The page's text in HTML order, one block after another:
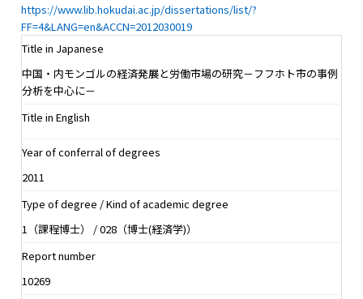
https://www.lib.hokudai.ac.jp/dissertations/list/?
FF=4&LANG=en&ACCN=2012030019
Title in Japanese
中国・内モンゴルの経済発展と労働市場の研究－フフホト市の事例
分析を中心に－
Title in English
Year of conferral of degrees
2011
Type of degree / Kind of academic degree
1（課程博士） / 028（博士(経済学)）
Report number
10269